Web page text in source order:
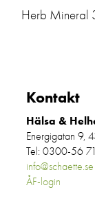
Herb Mineral
• Kisel
Kontakt
Hälsa &
Energigatan 9,
Tel: 0300-56
info@schaette.se
ÅF-login